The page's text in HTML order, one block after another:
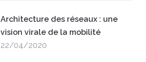
Architecture des réseaux : une
vision virale de la mobilité
22/04/2020